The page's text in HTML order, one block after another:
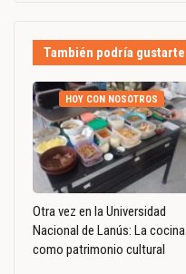
También podría gustarte
HOY CON NOSOTROS
Otra vez en la Universidad
Nacional de Lanús: La cocina
como patrimonio cultural